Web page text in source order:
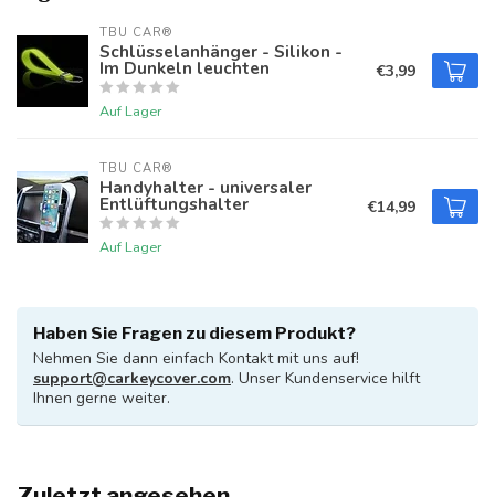
TBU CAR®
Schlüsselanhänger - Silikon -
Im Dunkeln leuchten
Auf Lager
€3,99
TBU CAR®
Handyhalter - universaler
Entlüftungshalter
Auf Lager
€14,99
Haben Sie Fragen zu diesem Produkt?
Nehmen Sie dann einfach Kontakt mit uns auf!
support@carkeycover.com. Unser Kundenservice hilft
Ihnen gerne weiter.